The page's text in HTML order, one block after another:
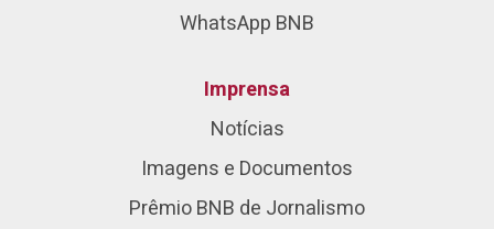
WhatsApp BNB
Imprensa
Notícias
Imagens e Documentos
Prêmio BNB de Jornalismo